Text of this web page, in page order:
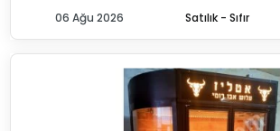
Satılık - Sıfır
06 Ağu 2026